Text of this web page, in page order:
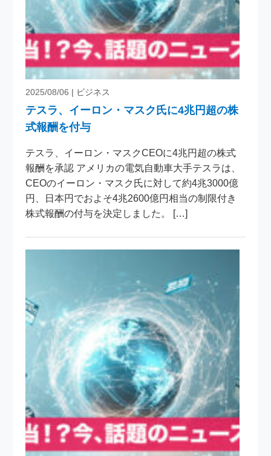
2025/08/06 | ビジネス
テスラ、イーロン・マスク氏に4兆円超の株
式報酬を付与
テスラ、イーロン・マスクCEOに4兆円超の株式
報酬を承認 アメリカの電気自動車大手テスラは、
CEOのイーロン・マスク氏に対して約4兆3000億
円、日本円でおよそ4兆2600億円相当の制限付き
株式報酬の付与を決定しました。 […]